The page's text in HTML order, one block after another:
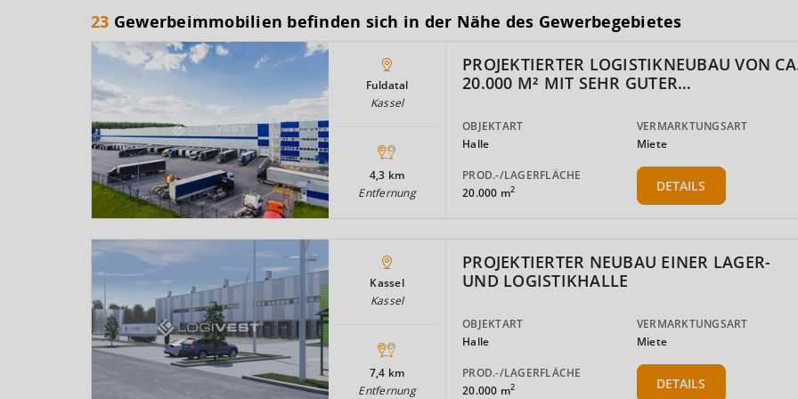
23 Gewerbeimmobilien befinden sich in der Nähe des Gewerbegebietes
Fuldatal
Kassel
4,3 km
Entfernung
PROJEKTIERTER LOGISTIKNEUBAU VON
20.000 M² MIT SEHR GUTER…
OBJEKTART
Halle
VERMARKTUNGSART
Miete
PROD.-/LAGERFLÄCHE
20.000 m2 DETAILS
Kassel
Kassel
7,4 km
Entfernung
PROJEKTIERTER NEUBAU EINER LAGER-
UND LOGISTIKHALLE
OBJEKTART
Halle
VERMARKTUNGSART
Miete
PROD.-/LAGERFLÄCHE
20.000 m2 DETAILS